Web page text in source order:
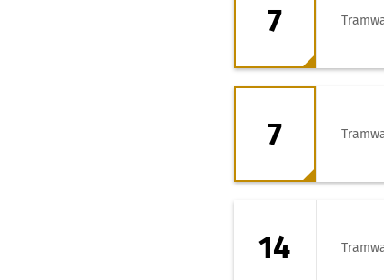
7
7 - kierunek
7
14